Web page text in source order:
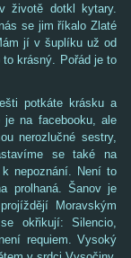
životě dotkl kytary.
se jim říkalo Zlaté
jí v šuplíku už od
krásný. Pořád je to
potkáte krásku a
na facebooku, ale
nerozlučné sestry,
se také na
nepoznání. Není to
prolhaná. Šanov je
Moravským
okřikují: Silencio,
requiem. Vysoký